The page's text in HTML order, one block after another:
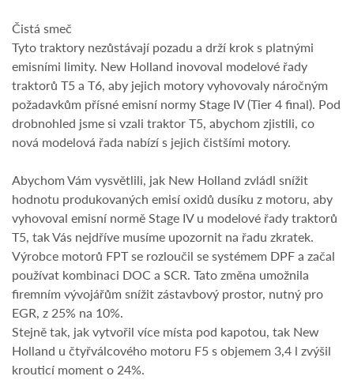
Čistá smeč
Tyto traktory nezůstávají pozadu a drží krok s platnými
emisními limity. New Holland inovoval modelové řady
traktorů T5 a T6, aby jejich motory vyhovovaly náročným
požadavkům přísné emisní normy Stage IV (Tier 4 final). Pod
drobnohled jsme si vzali traktor T5, abychom zjistili, co
nová modelová řada nabízí s jejich čistšími motory.
Abychom Vám vysvětlili, jak New Holland zvládl snížit
hodnotu produkovaných emisí oxidů dusíku z motoru, aby
vyhovoval emisní normě Stage IV u modelové řady traktorů
T5, tak Vás nejdříve musíme upozornit na řadu zkratek.
Výrobce motorů FPT se rozloučil se systémem DPF a začal
používat kombinaci DOC a SCR. Tato změna umožnila
firemním vývojářům snížit zástavbový prostor, nutný pro
EGR, z 25% na 10%.
Stejně tak, jak vytvořil více místa pod kapotou, tak New
Holland u čtyřválcového motoru F5 s objemem 3,4 l zvýšil
krouticí moment o 24%.